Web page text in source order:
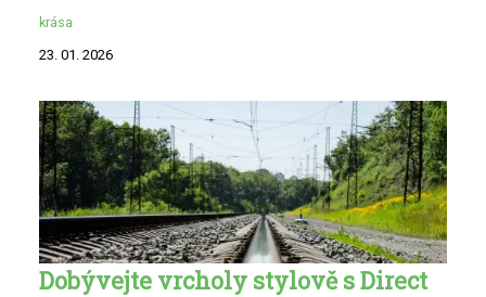
krása
23. 01. 2026
Dobývejte vrcholy stylově s Direct